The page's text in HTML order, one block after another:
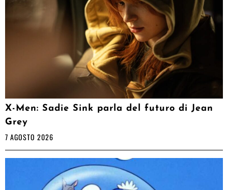
X-Men: Sadie Sink parla del futuro di Jean
Grey
7 AGOSTO 2026